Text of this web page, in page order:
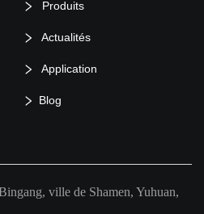
Produits
Actualités
Application
Blog
ville de Shamen, Yuhuan,